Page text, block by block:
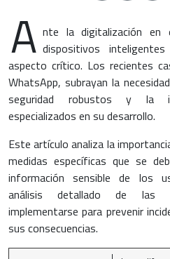
A nte la digitalización en
dispositivos
aspecto crítico. Los recientes
WhatsApp, subrayan la
seguridad robustos y la
especializados en su desarrollo.
Este artículo analiza la
medidas específicas que se
información sensible de los
análisis detallado de las
implementarse para prevenir
sus consecuencias.